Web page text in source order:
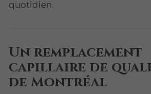
quotidien.
Un remplacement
capillaire de
de Montréal